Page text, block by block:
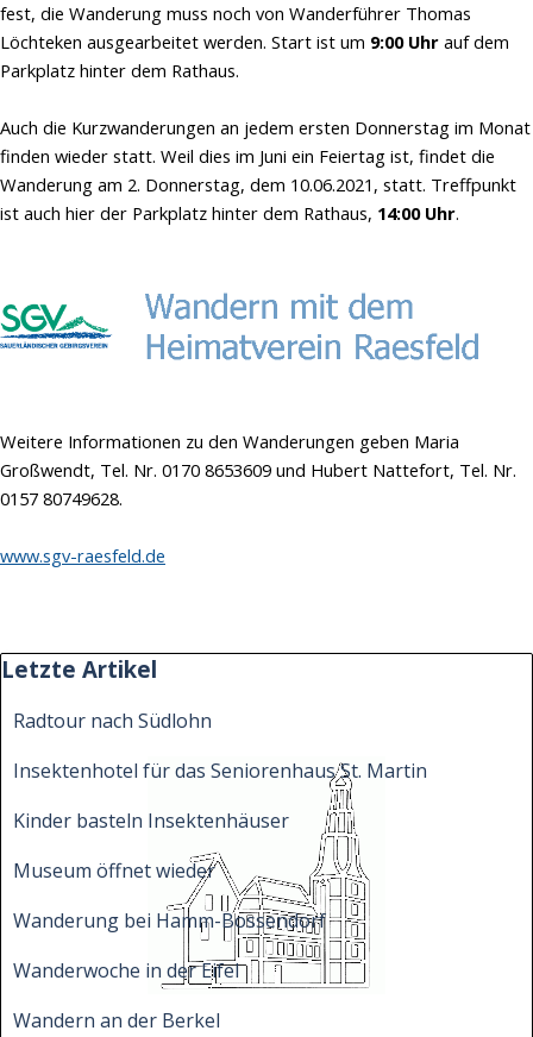
fest, die Wanderung muss noch von Wanderführer Thomas
Löchteken ausgearbeitet werden. Start ist um 9:00Uhr auf dem
Parkplatz hinter dem Rathaus.
Auch die Kurzwanderungen an jedem ersten Donnerstag im Monat
finden wieder statt. Weil dies im Juni ein Feiertag ist, findet die
Wanderung am 2. Donnerstag, dem 10.06.2021, statt. Treffpunkt
ist auch hier der Parkplatz hinter dem Rathaus, 14:00 Uhr.
Weitere Informationen zu den Wanderungen geben Maria
Großwendt, Tel. Nr. 0170 8653609 und Hubert Nattefort, Tel. Nr.
0157 80749628.
www.sgv-raesfeld.de
Block überspringen Letzte Artikel
Letzte Artikel
Radtour nach Südlohn
Insektenhotel für das Seniorenhaus St. Martin
Kinder basteln Insektenhäuser
Museum öffnet wieder
Wanderung bei Hamm-Bossendorf
Wanderwoche in der Eifel
Wandern an der Berkel